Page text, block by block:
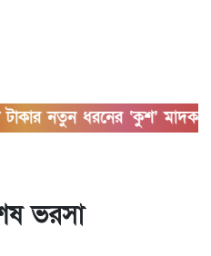
নতুন ধরনের ‘কুশ’ মাদকসহ আটক
ভরসা